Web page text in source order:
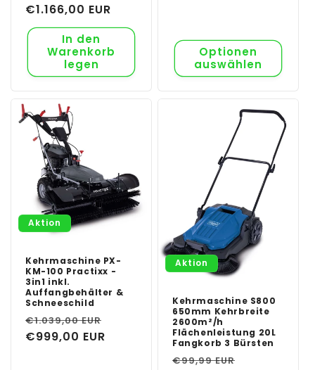
Normaler
Preis
€1.166,00 EUR
In den
Warenkorb
legen
Optionen
auswählen
Aktion
Kehrmaschine PX-
KM-100 Practixx -
3in1 inkl.
Auffangbehälter &
Schneeschild
Normaler
Preis
€1.039,00 EUR
Verkaufspreis
€999,00 EUR
Aktion
Kehrmaschine S800
650mm Kehrbreite
2600m²/h
Flächenleistung 20L
Fangkorb 3 Bürsten
Normaler
€99,99 EUR